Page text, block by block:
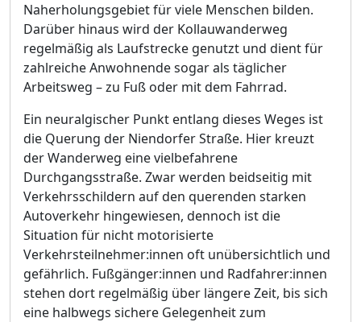
Naherholungsgebiet für viele Menschen bilden.
Darüber hinaus wird der Kollauwanderweg
regelmäßig als Laufstrecke genutzt und dient für
zahlreiche Anwohnende sogar als täglicher
Arbeitsweg –zu Fuß oder mit dem Fahrrad.
Ein neuralgischer Punkt entlang dieses Weges ist
die Querung der Niendorfer Straße. Hier kreuzt
der Wanderweg eine vielbefahrene
Durchgangsstraße. Zwar werden beidseitig mit
Verkehrsschildern auf den querenden starken
Autoverkehr hingewiesen, dennoch ist die
Situation für nicht motorisierte
Verkehrsteilnehmer:innen oft unübersichtlich und
gefährlich. Fußgänger:innen und Radfahrer:innen
stehen dort regelmäßig über längere Zeit, bis sich
eine halbwegs sichere Gelegenheit zum